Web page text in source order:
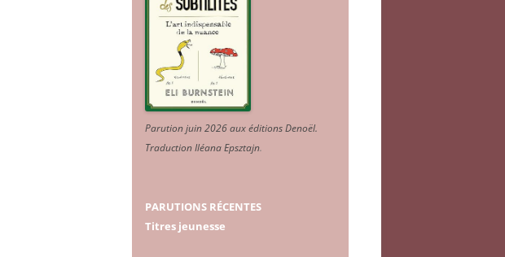
Parution juin 2026 aux éditions Denoël.
Traduction Iléana Epsztajn.
PARUTIONS RÉCENTES
Titres jeunesse